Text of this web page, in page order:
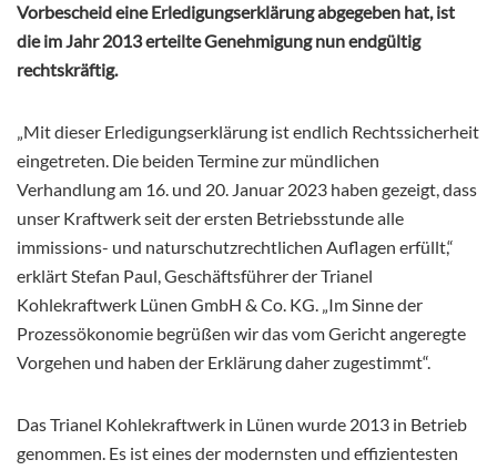
Vorbescheid eine Erledigungserklärung abgegeben hat, ist
die im Jahr 2013 erteilte Genehmigung nun endgültig
rechtskräftig.
„Mit dieser Erledigungserklärung ist endlich Rechtssicherheit
eingetreten. Die beiden Termine zur mündlichen
Verhandlung am 16. und 20. Januar 2023 haben gezeigt, dass
unser Kraftwerk seit der ersten Betriebsstunde alle
immissions- und naturschutzrechtlichen Auflagen erfüllt,“
erklärt Stefan Paul, Geschäftsführer der Trianel
Kohlekraftwerk Lünen GmbH & Co. KG. „Im Sinne der
Prozessökonomie begrüßen wir das vom Gericht angeregte
Vorgehen und haben der Erklärung daher zugestimmt“.
Das Trianel Kohlekraftwerk in Lünen wurde 2013 in Betrieb
genommen. Es ist eines der modernsten und effizientesten